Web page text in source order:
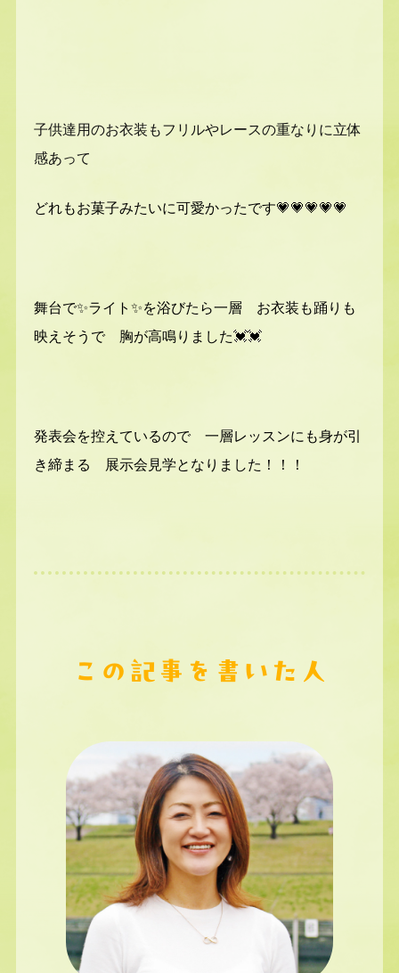
子供達用のお衣装もフリルやレースの重なりに立体
感あって
どれもお菓子みたいに可愛かったです💗💗💗💗💗
舞台で✨ライト✨を浴びたら一層 お衣装も踊りも
映えそうで 胸が高鳴りました💓💓
発表会を控えているので 一層レッスンにも身が引
き締まる 展示会見学となりました！！！
この記事を書いた人